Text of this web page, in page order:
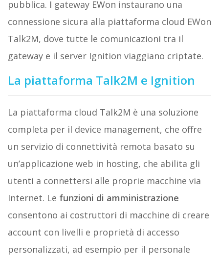
pubblica. I gateway EWon instaurano una
connessione sicura alla piattaforma cloud EWon
Talk2M, dove tutte le comunicazioni tra il
gateway e il server Ignition viaggiano criptate.
La piattaforma Talk2M e Ignition
La piattaforma cloud Talk2M è una soluzione
completa per il device management, che offre
un servizio di connettività remota basato su
un’applicazione web in hosting, che abilita gli
utenti a connettersi alle proprie macchine via
Internet. Le funzioni di amministrazione
consentono ai costruttori di macchine di creare
account con livelli e proprietà di accesso
personalizzati, ad esempio per il personale